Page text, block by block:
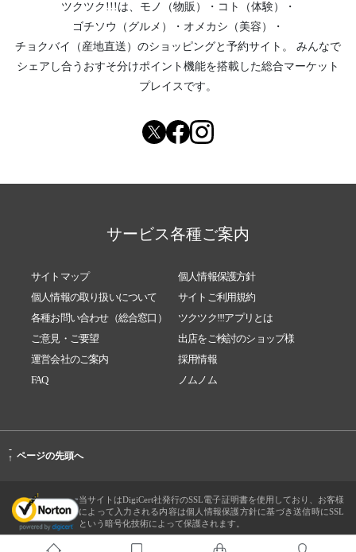
ツクツク!!!は、 モノ（物販） ・ コト（体験）
・
ゴチソウ（グルメ）
・ オメカシ（美容）
・
チョクバイ（産地直送） のショッピングと予約サイト。
みんなで
シェアし合う おすそ分けポイント機能を搭載した総合マーケット
プレイスです。
サービス各種ご案内
サイトマップ
個人情報保護方針
個人情報の取り扱いについて
サイトご利用規約
各種お問い合わせ（総合窓口）
ツクツク!!!アプリとは
ご意見・ご要望
出店をご検討のショップ様
運営会社のご案内
採用情報
FAQ
ノムノム
-
↑ ページの先頭へ
当サイトはDigiCert社発行のSSL電子証明書を使用しており、お客様
によって入力される内容は個人情報保護方針に基づき送信時にSSL
という暗号化技術によって保護されます。